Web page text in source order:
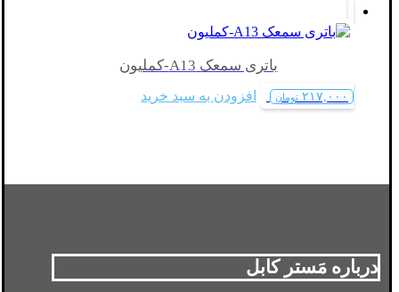
باتری سمعک A13-کملیون
۲۱۷,۰۰۰ تومان افزودن به سبد خرید
درباره مَستر کابل